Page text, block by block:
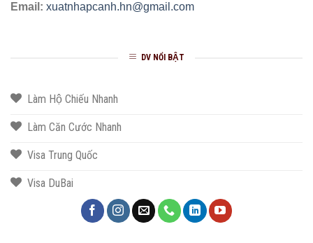
Email: xuatnhapcanh.hn@gmail.com
DV NỔI BẬT
Làm Hộ Chiếu Nhanh
Làm Căn Cước Nhanh
Visa Trung Quốc
Visa DuBai